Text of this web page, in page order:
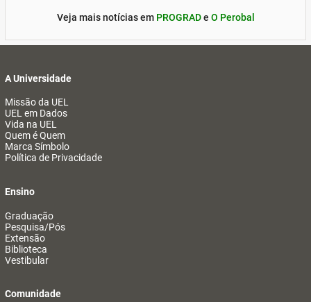
Veja mais notícias em PROGRADe O Perobal
A Universidade
Missão da UEL
UEL em Dados
Vida na UEL
Quem é Quem
Marca Símbolo
Política de Privacidade
Ensino
Graduação
Pesquisa/Pós
Extensão
Biblioteca
Vestibular
Comunidade